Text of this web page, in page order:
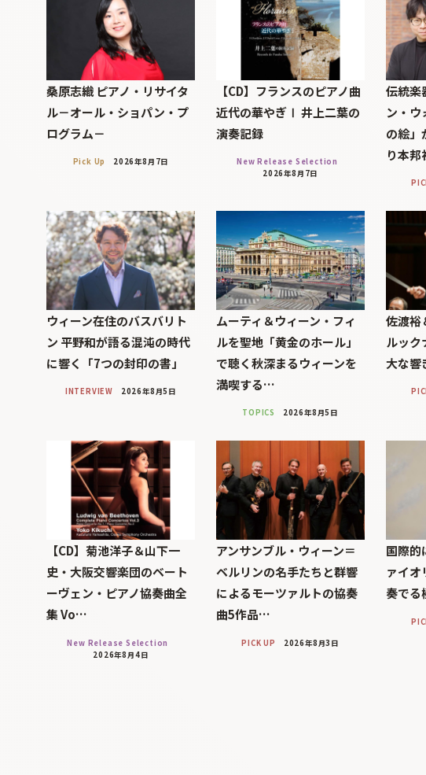
桑原志織 ピアノ・リサイタ
ル－オール・ショパン・プ
ログラム－
Pick Up 2026年8月7日
【CD】フランスのピアノ曲
近代の華やぎⅠ 井上二葉の
演奏記録
New Release Selection
2026年8月7日
伝統楽
ン・ウ
の絵」
り本
ウィーン在住のバスバリト
ン 平野和が語る混沌の時代
に響く「7つの封印の書」
INTERVIEW 2026年8月5日
ムーティ＆ウィーン・フィ
ルを聖地「黄金のホール」
で聴く秋深まるウィーンを
満喫する…
TOPICS 2026年8月5日
佐渡裕
ルック
大な響
【CD】菊池洋子＆山下一
史・大阪交響楽団のベート
ーヴェン・ピアノ協奏曲全
集 Vo…
New Release Selection
2026年8月4日
アンサンブル・ウィーン＝
ベルリンの名手たちと群響
によるモーツァルトの協奏
曲5作品…
PICK UP 2026年8月3日
国際的
ァイオ
奏でる